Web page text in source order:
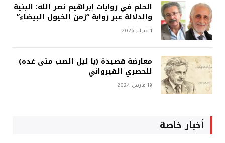
الحلم في روايات إبراهيم نصر الله: البنية
والدلالة عبر رواية “زمن الخيول البيضاء”
1 فبراير 2026
معارضة قصيدة (يا ليل الصب متى غده)
للحصري القيرواني
19 مارس 2024
أخبار خاصة